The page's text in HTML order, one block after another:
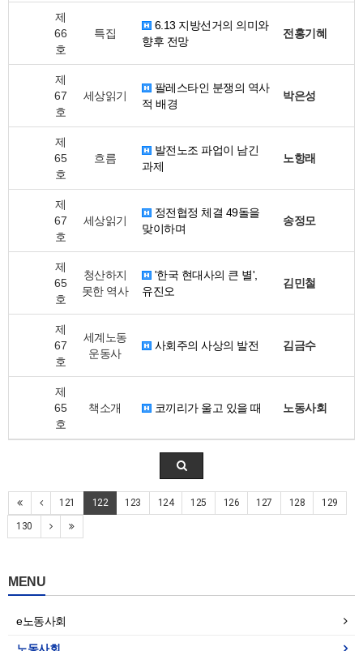
제
66
호
특집
6.13 지방선거의 의미와
향후 전망
전홍기혜
제
67
호
세상읽기
팔레스타인 분쟁의 역사
적 배경
박은성
제
65
호
흐름
발전노조 파업이 남긴
과제
노항래
제
67
호
세상읽기
정전협정 체결 49돌을
맞이하며
송정모
제
65
호
청산하지
못한 역사
'한국 현대사의 큰 별',
유진오
김민철
제
67
호
세계노동
운동사
사회주의 사상의 발전 김금수
제
65
호
책소개 코끼리가 울고 있을 때 노동사회
121 122 123 124 125 126 127 128 129
130
MENU
e노동사회